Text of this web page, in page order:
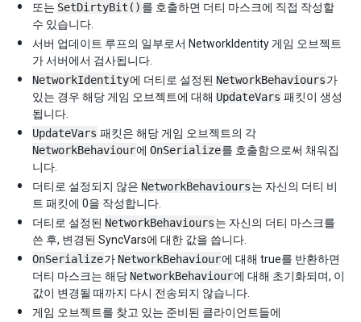
또는 SetDirtyBit() 를 호출하면 더티 마스크에 직접 작성할
수 있습니다.
서버 업데이트 루프의 일부로서 NetworkIdentity 게임 오브젝트
가 서버에서 검사됩니다.
NetworkIdentity에 더티로 설정된 NetworkBehaviours가
있는 경우 해당 게임 오브젝트에 대해 UpdateVars 패킷이 생성
됩니다.
UpdateVars 패킷은 해당 게임 오브젝트의 각
NetworkBehaviour에 OnSerialize를 호출함으로써 채워집
니다.
더티로 설정되지 않은 NetworkBehaviours는 자신의 더티 비
트 패킷에 0을 작성합니다.
더티로 설정된 NetworkBehaviours는 자신의 더티 마스크를
쓴 후, 변경된 SyncVars에 대한 값을 씁니다.
OnSerialize가 NetworkBehaviour에 대해 true를 반환하면
더티 마스크는 해당 NetworkBehaviour에 대해 초기화되며, 이
값이 변경될 때까지 다시 전송되지 않습니다.
게임 오브젝트를 찾고 있는 준비된 클라이언트들에